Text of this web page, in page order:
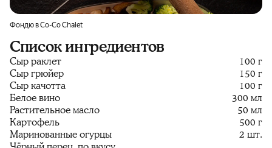
Фондю в Co-Co Chalet
Список ингредиентов
Сыр раклет
100 г
Сыр грюйер
150 г
Сыр качотта
100 г
Белое вино
300 мл
Растительное масло
50 мл
Картофель
500 г
Маринованные огурцы
2 шт.